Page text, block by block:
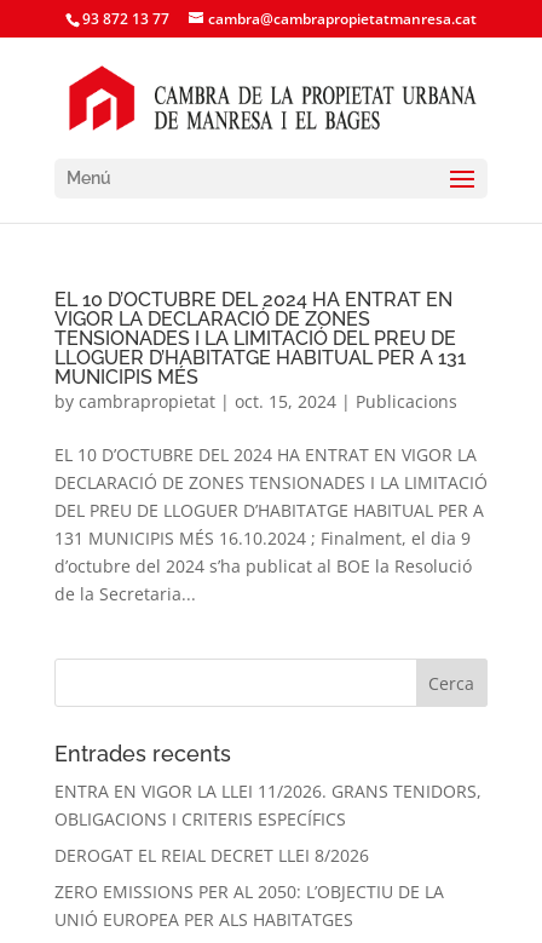
93 872 13 77 cambra@cambrapropietatmanresa.cat
Menú
EL 10 D’OCTUBRE DEL 2024 HA ENTRAT EN
VIGOR LA DECLARACIÓ DE ZONES
TENSIONADES I LA LIMITACIÓ DEL PREU DE
LLOGUER D’HABITATGE HABITUAL PER A 131
MUNICIPIS MÉS
by cambrapropietat| oct. 15, 2024| Publicacions
EL 10 D’OCTUBRE DEL 2024 HA ENTRAT EN VIGOR LA
DECLARACIÓ DE ZONES TENSIONADES I LA LIMITACIÓ
DEL PREU DE LLOGUER D’HABITATGE HABITUAL PER A
131 MUNICIPIS MÉS 16.10.2024 ; Finalment, el dia 9
d’octubre del 2024 s’ha publicat al BOE la Resolució
de la Secretaria...
Entrades recents
ENTRA EN VIGOR LA LLEI 11/2026. GRANS TENIDORS,
OBLIGACIONS I CRITERIS ESPECÍFICS
DEROGAT EL REIAL DECRET LLEI 8/2026
ZERO EMISSIONS PER AL 2050: L’OBJECTIU DE LA
UNIÓ EUROPEA PER ALS HABITATGES